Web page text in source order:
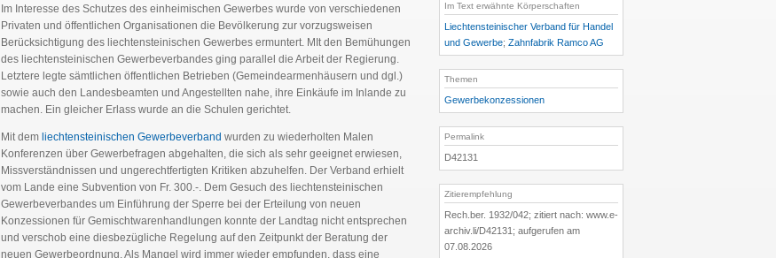
Im Interesse des Schutzes des einheimischen Gewerbes wurde von verschiedenen
Privaten und öffentlichen Organisationen die Bevölkerung zur vorzugsweisen
Berücksichtigung des liechtensteinischen Gewerbes ermuntert. MIt den Bemühungen
des liechtensteinischen Gewerbeverbandes ging parallel die Arbeit der Regierung.
Letztere legte sämtlichen öffentlichen Betrieben (Gemeindearmenhäusern und dgl.)
sowie auch den Landesbeamten und Angestellten nahe, ihre Einkäufe im Inlande zu
machen. Ein gleicher Erlass wurde an die Schulen gerichtet.
Mit dem liechtensteinischen Gewerbeverband wurden zu wiederholten Malen
Konferenzen über Gewerbefragen abgehalten, die sich als sehr geeignet erwiesen,
Missverständnissen und ungerechtfertigten Kritiken abzuhelfen. Der Verband erhielt
vom Lande eine Subvention von Fr. 300.-. Dem Gesuch des liechtensteinischen
Gewerbeverbandes um Einführung der Sperre bei der Erteilung von neuen
Konzessionen für Gemischtwarenhandlungen konnte der Landtag nicht entsprechen
und verschob eine diesbezügliche Regelung auf den Zeitpunkt der Beratung der
neuen Gewerbeordnung. Als Mangel wird immer wieder empfunden, dass eine
Im Text erwähnte Körperschaften
Liechtensteinischer Verband für Handel
und Gewerbe; Zahnfabrik Ramco AG
Themen
Gewerbekonzessionen
Permalink
D42131
Zitierempfehlung
Rech.ber. 1932/042; zitiert nach: www.e-
archiv.li/D42131; aufgerufen am
07.08.2026